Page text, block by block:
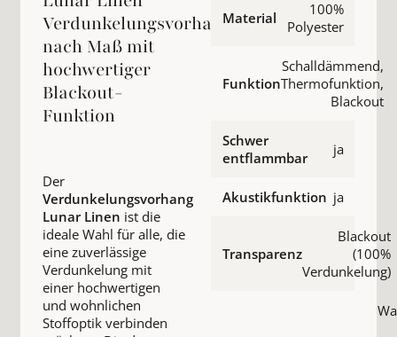
Verdunkelungsvorhang
nach Maß mit
hochwertiger
Blackout-
Funktion
Der
Verdunkelungsvorhang
Lunar Linen ist die
ideale Wahl für alle, die
eine zuverlässige
Verdunkelung mit
einer hochwertigen
und wohnlichen
Stoffoptik verbinden
Material
100%
Polyester
Funktion
Schalldämmend,
Thermofunktion,
Blackout
Schwer
entflammbar
ja
Akustikfunktion ja
Transparenz
Blackout
(100%
Verdunkelung)